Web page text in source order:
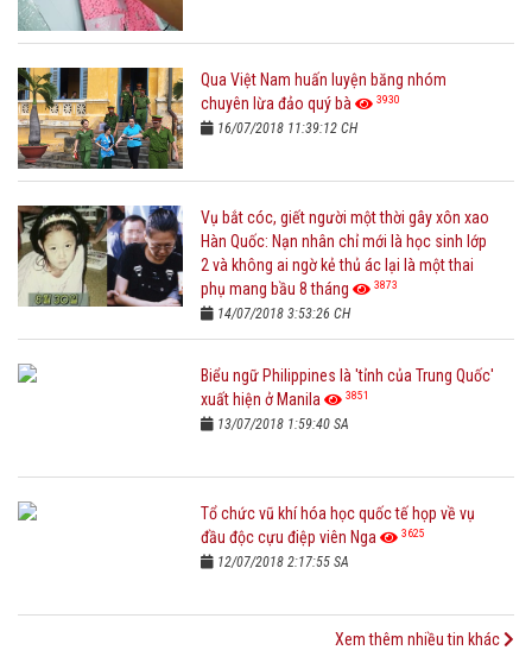
Qua Việt Nam huấn luyện băng nhóm
chuyên lừa đảo quý bà
3930
16/07/2018 11:39:12 CH
Vụ bắt cóc, giết người một thời gây xôn xao
Hàn Quốc: Nạn nhân chỉ mới là học sinh lớp
2 và không ai ngờ kẻ thủ ác lại là một thai
phụ mang bầu 8 tháng
3873
14/07/2018 3:53:26 CH
Biểu ngữ Philippines là 'tỉnh của Trung Quốc'
xuất hiện ở Manila
3851
13/07/2018 1:59:40 SA
Tổ chức vũ khí hóa học quốc tế họp về vụ
đầu độc cựu điệp viên Nga
3625
12/07/2018 2:17:55 SA
Xem thêm nhiều tin khác